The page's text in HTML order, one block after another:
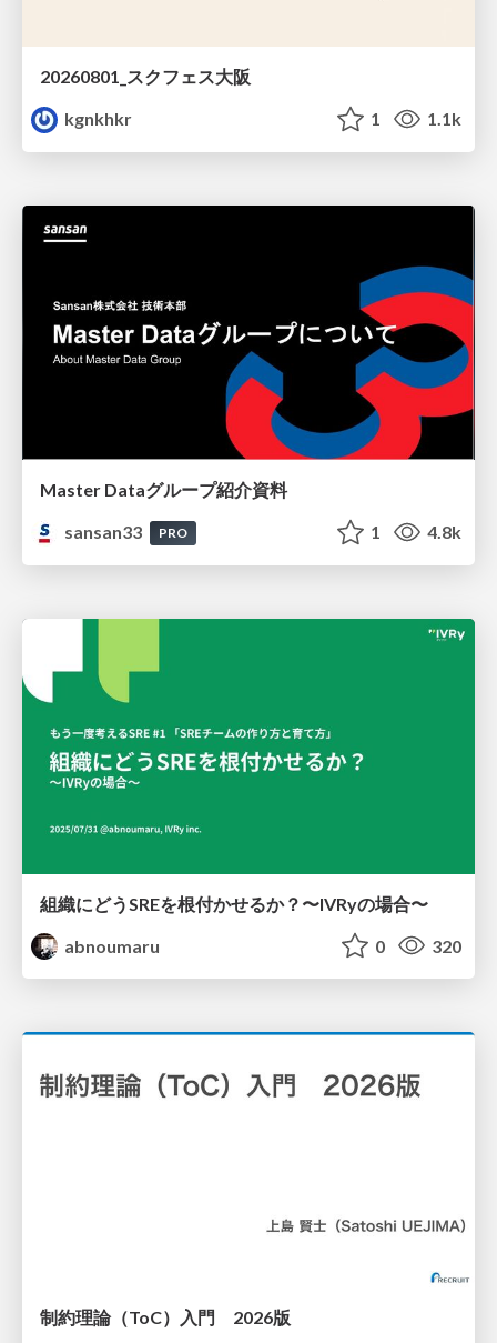
20260801_スクフェス大阪
kgnkhkr
1 1.1k
Master Dataグループ紹介資料
sansan33
PRO 1 4.8k
組織にどうSREを根付かせるか？〜IVRyの場合〜
abnoumaru
0 320
制約理論（ToC）入門 2026版